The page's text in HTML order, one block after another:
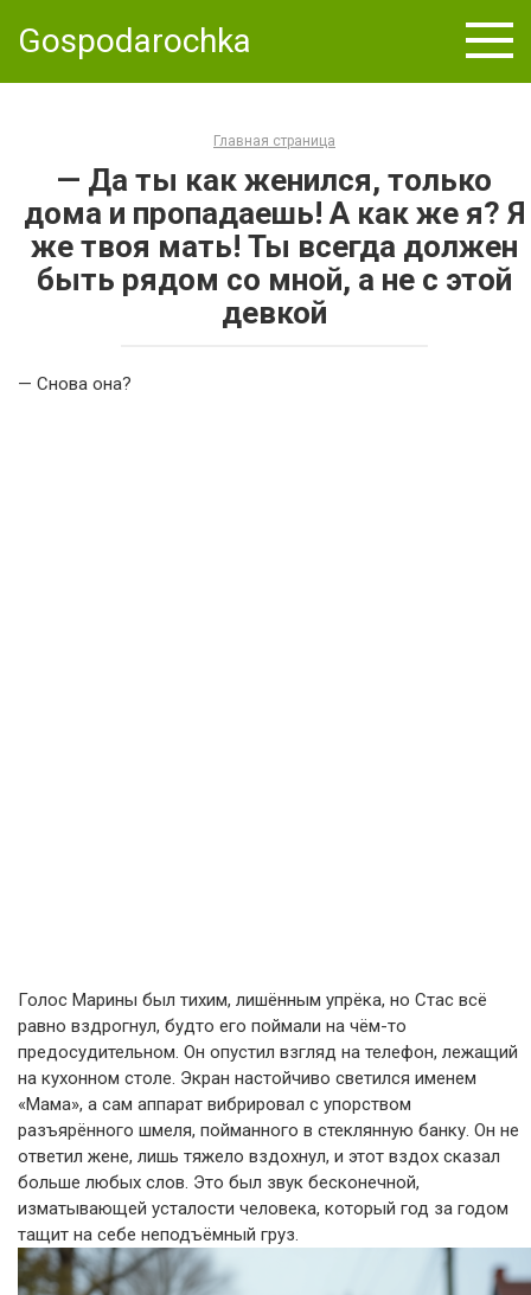
Gospodarochka
Главная страница
— Да ты как женился, только
дома и пропадаешь! А как же я? Я
же твоя мать! Ты всегда должен
быть рядом со мной, а не с этой
девкой
— Снова она?
Голос Марины был тихим, лишённым упрёка, но Стас всё
равно вздрогнул, будто его поймали на чём-то
предосудительном. Он опустил взгляд на телефон, лежащий
на кухонном столе. Экран настойчиво светился именем
«Мама», а сам аппарат вибрировал с упорством
разъярённого шмеля, пойманного в стеклянную банку. Он не
ответил жене, лишь тяжело вздохнул, и этот вздох сказал
больше любых слов. Это был звук бесконечной,
изматывающей усталости человека, который год за годом
тащит на себе неподъёмный груз.